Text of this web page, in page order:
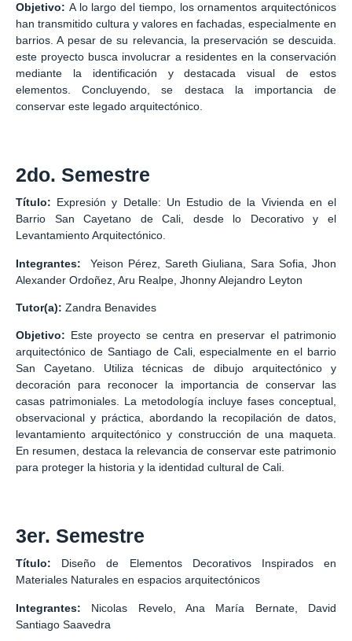
Objetivo: A lo largo del tiempo, los ornamentos arquitectónicos
han transmitido cultura y valores en fachadas, especialmente en
barrios. A pesar de su relevancia, la preservación se descuida.
este proyecto busca involucrar a residentes en la conservación
mediante la identificación y destacada visual de estos
elementos. Concluyendo, se destaca la importancia de
conservar este legado arquitectónico.
2do. Semestre
Título: Expresión y Detalle: Un Estudio de la Vivienda en el
Barrio San Cayetano de Cali, desde lo Decorativo y el
Levantamiento Arquitectónico.
Integrantes:
Yeison Pérez, Sareth Giuliana, Sara Sofia, Jhon
Alexander Ordoñez, Aru Realpe, Jhonny Alejandro Leyton
Tutor(a): Zandra Benavides
Objetivo: Este proyecto se centra en preservar el patrimonio
arquitectónico de Santiago de Cali, especialmente en el barrio
San Cayetano. Utiliza técnicas de dibujo arquitectónico y
decoración para reconocer la importancia de conservar las
casas patrimoniales. La metodología incluye fases conceptual,
observacional y práctica, abordando la recopilación de datos,
levantamiento arquitectónico y construcción de una maqueta.
En resumen, destaca la relevancia de conservar este patrimonio
para proteger la historia y la identidad cultural de Cali.
3er. Semestre
Título: Diseño de Elementos Decorativos Inspirados en
Materiales Naturales en espacios arquitectónicos
Integrantes: Nicolas Revelo, Ana María Bernate, David
Santiago Saavedra